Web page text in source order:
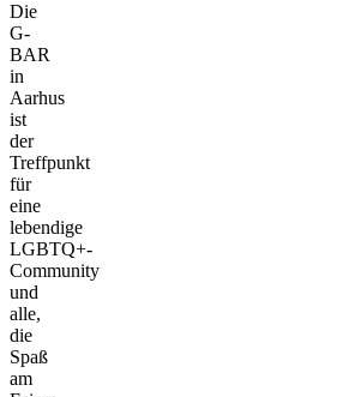
Die
G-
BAR
in
Aarhus
ist
der
Treffpunkt
für
eine
lebendige
LGBTQ+-
Community
und
alle,
die
Spaß
am